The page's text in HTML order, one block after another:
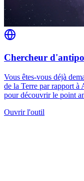
Chercheur
Vous êtes-vous déjà
de la Terre par rapport à
pour découvrir le point
Ouvrir l'outil